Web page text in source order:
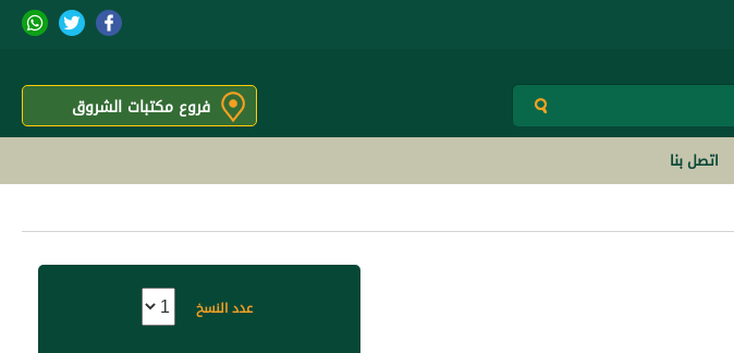
فروع مكتبات الشروق
اتصل بنا
عدد النسخ